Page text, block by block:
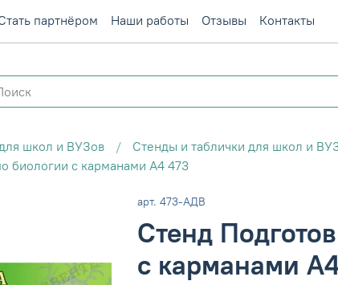
партнёром Наши работы Отзывы Контакты
школ и ВУЗов Стенды и таблички для школ и
биологии с карманами А4 473
арт. 473-АДВ
Стенд
с карманами